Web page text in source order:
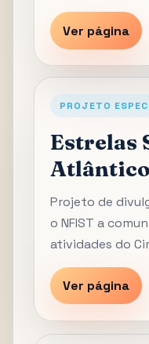
Ver página
PROJETO
Estrelas
Atlântico
Projeto de
o NFIST a
atividades do
Ver página